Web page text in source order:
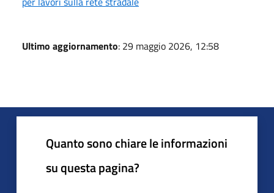
Ultimo aggiornamento: 29 maggio 2026, 12:58
Quanto sono chiare le informazioni
su questa pagina?